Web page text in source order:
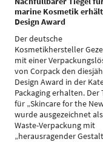
marine Kosmetik
Design Award
Der deutsche
Kosmetikhersteller
mit einer
von Corpack den
Design Award in der
Packaging erhalten. Der
für „Skincare for the
wurde ausgezeichnet
Waste-Verpackung mit
„herausragender